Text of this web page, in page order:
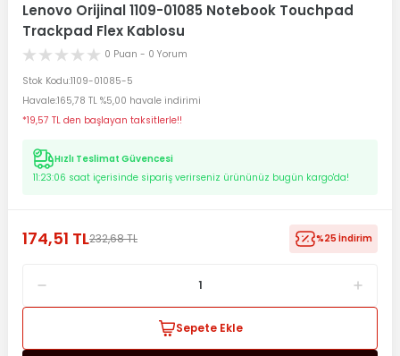
Lenovo Orijinal 1109-01085 Notebook Touchpad
Trackpad Flex Kablosu
0 Puan - 0 Yorum
Stok Kodu 1109-01085-5
Havale165,78 TL %5,00 havale indirimi
*19,57 TL den başlayan taksitlerle!!
Hızlı Teslimat Güvencesi
11:23:05 saat içerisinde sipariş verirseniz ürününüz bugün kargo'da!
174,51 TL232,68 TL %25 İndirim
Sepete Ekle